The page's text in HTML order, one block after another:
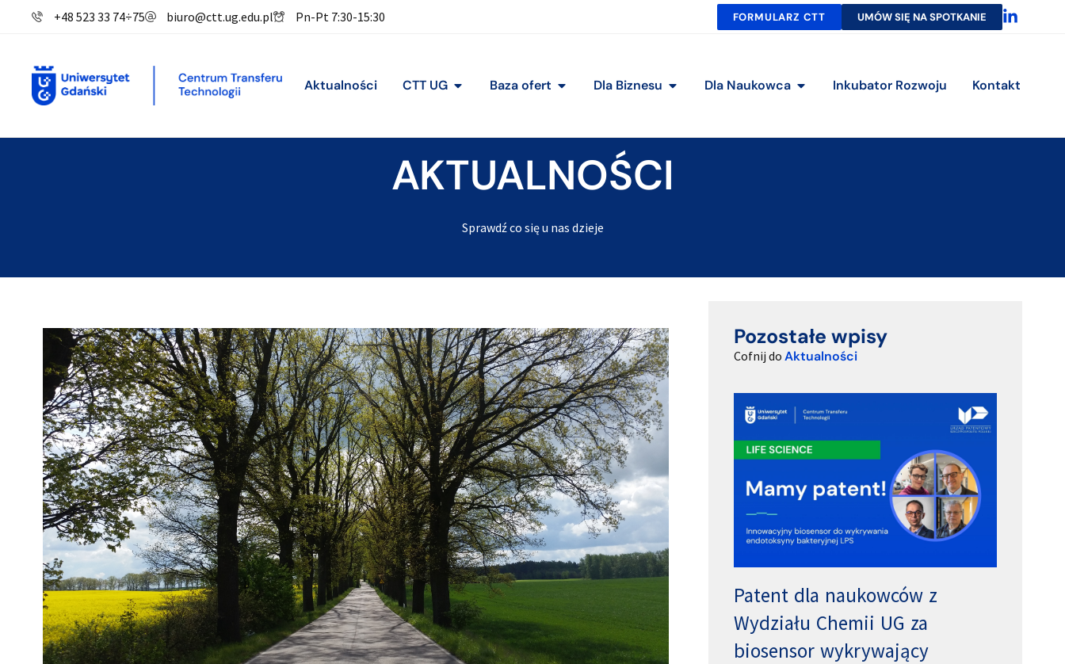
+48 523 33 74÷75 biuro@ctt.ug.edu.pl Pn-Pt 7:30-15:30 FORMULARZ CTT UMÓW SIĘ NA SPOTKANIE
Aktualności CTT UG Baza ofert Dla Biznesu Dla Naukowca Inkubator Rozwoju Kontakt
AKTUALNOŚCI
Sprawdź co się u nas dzieje
Pozostałe wpisy
Cofnij doAktualności
Patent dla naukowców z
Wydziału Chemii UG za
biosensor wykrywający